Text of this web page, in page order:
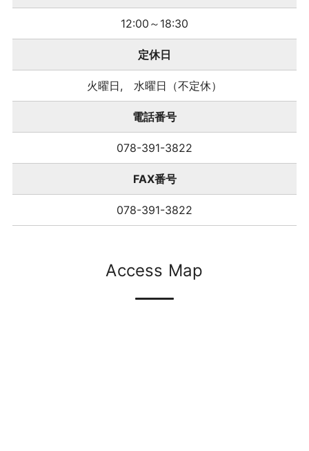
12:00～18:30
定休日
火曜日, 水曜日（不定休）
電話番号
078-391-3822
FAX番号
078-391-3822
Access Map